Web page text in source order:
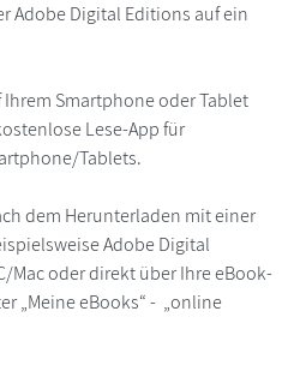
Adobe Digital Editions auf ein
Smartphone oder Tablet
Lese-App für
Tablets.
dem Herunterladen mit einer
Adobe Digital
Mac oder direkt über Ihre eBook-
„Meine eBooks“ - „online